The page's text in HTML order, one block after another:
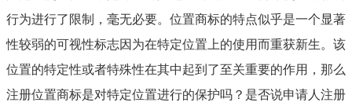
行为进行了限制，毫无必要。位置商标的特点似乎是一个显著
性较弱的可视性标志因为在特定位置上的使用而重获新生。该
位置的特定性或者特殊性在其中起到了至关重要的作用，那么
注册位置商标是对特定位置进行的保护吗？是否说申请人注册